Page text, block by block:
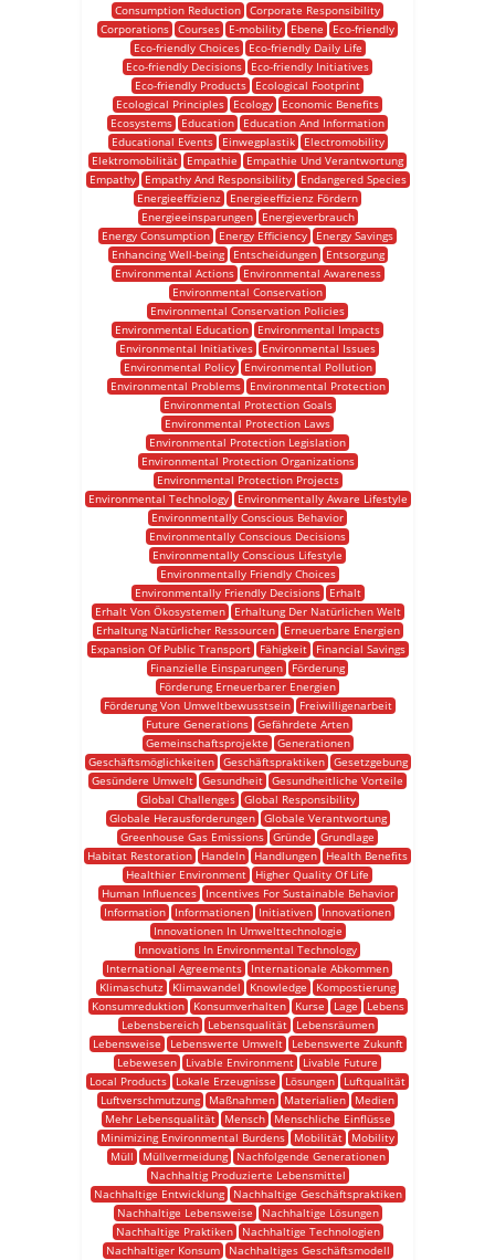
Consumption Reduction Corporate Responsibility
Corporations Courses E-mobility Ebene
Eco-friendly
Eco-friendly Choices
Eco-friendly Daily Life
Eco-friendly Decisions
Eco-friendly Initiatives
Eco-friendly Products
Ecological Footprint
Ecological Principles
Ecology
Economic Benefits
Ecosystems
Education
Education And Information
Educational Events
Einwegplastik
Electromobility
Elektromobilität
Empathie
Empathie Und Verantwortung
Empathy
Empathy And Responsibility
Endangered Species
Energieeffizienz
Energieeffizienz Fördern
Energieeinsparungen
Energieverbrauch
Energy Consumption
Energy Efficiency
Energy Savings
Enhancing Well-being
Entscheidungen
Entsorgung
Environmental Actions
Environmental Awareness
Environmental Conservation
Environmental Conservation Policies
Environmental Education
Environmental Impacts
Environmental Initiatives
Environmental Issues
Environmental Policy
Environmental Pollution
Environmental Problems
Environmental Protection
Environmental Protection Goals
Environmental Protection Laws
Environmental Protection Legislation
Environmental Protection Organizations
Environmental Protection Projects
Environmental Technology
Environmentally Aware Lifestyle
Environmentally Conscious Behavior
Environmentally Conscious Decisions
Environmentally Conscious Lifestyle
Environmentally Friendly Choices
Environmentally Friendly Decisions
Erhalt
Erhalt Von Ökosystemen
Erhaltung Der Natürlichen Welt
Erhaltung Natürlicher Ressourcen
Erneuerbare Energien
Expansion Of Public Transport
Fähigkeit
Financial Savings
Finanzielle Einsparungen
Förderung
Förderung Erneuerbarer Energien
Förderung Von Umweltbewusstsein
Freiwilligenarbeit
Future Generations Gefährdete Arten
Gemeinschaftsprojekte
Generationen
Geschäftsmöglichkeiten
Geschäftspraktiken
Gesetzgebung
Gesündere Umwelt Gesundheit Gesundheitliche Vorteile
Global Challenges
Global Responsibility
Globale Herausforderungen
Globale Verantwortung
Greenhouse Gas Emissions Gründe
Grundlage
Habitat Restoration
Handeln Handlungen
Health Benefits
Healthier Environment
Higher Quality Of Life
Human Influences
Incentives For Sustainable Behavior
Information
Informationen Initiativen
Innovationen
Innovationen In Umwelttechnologie
Innovations In Environmental Technology
International Agreements
Internationale Abkommen
Klimaschutz
Klimawandel Knowledge
Kompostierung
Konsumreduktion
Konsumverhalten Kurse Lage
Lebens
Lebensbereich
Lebensqualität
Lebensräumen
Lebensweise
Lebenswerte Umwelt
Lebenswerte Zukunft
Lebewesen
Livable Environment
Livable Future
Local Products
Lokale Erzeugnisse Lösungen
Luftqualität
Luftverschmutzung
Maßnahmen Materialien
Medien
Mehr Lebensqualität
Mensch
Menschliche Einflüsse
Minimizing Environmental Burdens
Mobilität
Mobility
Müll
Müllvermeidung
Nachfolgende Generationen
Nachhaltig Produzierte Lebensmittel
Nachhaltige Entwicklung
Nachhaltige Geschäftspraktiken
Nachhaltige Lebensweise
Nachhaltige Lösungen
Nachhaltige Praktiken
Nachhaltige Technologien
Nachhaltiger Konsum
Nachhaltiges Geschäftsmodell